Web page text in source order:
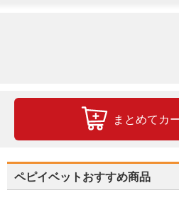
まとめてカ
ペピイベットおすすめ商品